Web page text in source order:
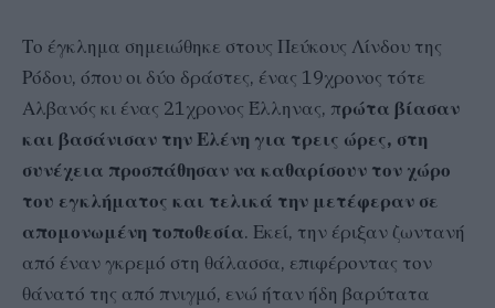
Το έγκλημα σημειώθηκε στους Πεύκους Λίνδου της
Ρόδου, όπου οι δύο δράστες, ένας 19χρονος τότε
Αλβανός κι ένας 21χρονος Έλληνας, πρώτα βίασαν
και βασάνισαν την Ελένη για τρεις ώρες, στη
συνέχεια προσπάθησαν να καθαρίσουν τον χώρο
του εγκλήματος και τελικά την μετέφεραν σε
απομονωμένη τοποθεσία. Εκεί, την έριξαν ζωντανή
από έναν γκρεμό στη θάλασσα, επιφέροντας τον
θάνατό της από πνιγμό, ενώ ήταν ήδη βαρύτατα